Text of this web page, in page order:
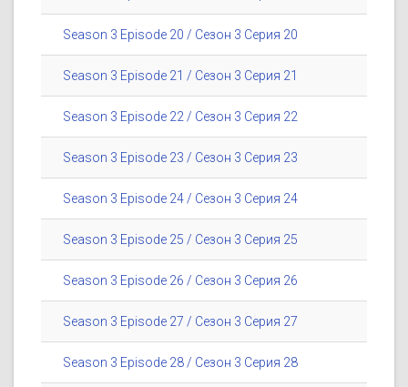
Season 3 Episode 20 / Сезон 3 Серия 20
Season 3 Episode 21 / Сезон 3 Серия 21
Season 3 Episode 22 / Сезон 3 Серия 22
Season 3 Episode 23 / Сезон 3 Серия 23
Season 3 Episode 24 / Сезон 3 Серия 24
Season 3 Episode 25 / Сезон 3 Серия 25
Season 3 Episode 26 / Сезон 3 Серия 26
Season 3 Episode 27 / Сезон 3 Серия 27
Season 3 Episode 28 / Сезон 3 Серия 28